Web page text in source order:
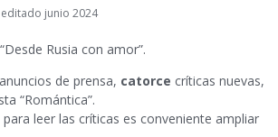
editado junio 2024
Rusia con amor”.
de prensa, catorce críticas nuevas,
“Romántica”.
leer las críticas es conveniente ampliar